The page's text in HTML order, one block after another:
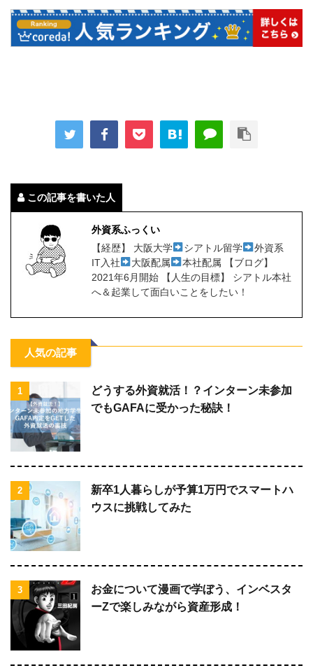
この記事を書いた人
外資系ふっくい
【経歴】 大阪大学
シアトル留学
外資系
IT入社
大阪配属
本社配属 【ブログ】
2021年6月開始 【人生の目標】 シアトル本社
へ＆起業して面白いことをしたい！
人気の記事
1
どうする外資就活！？インターン未参加
でもGAFAに受かった秘訣！
2
新卒1人暮らしが予算1万円でスマートハ
ウスに挑戦してみた
3
お金について漫画で学ぼう、インベスタ
ーZで楽しみながら資産形成！